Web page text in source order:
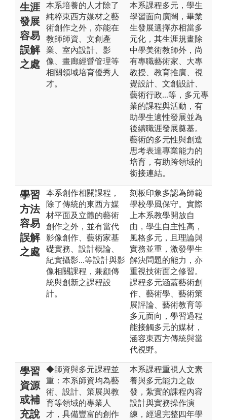
生涯
發展
容易
誤解
之處
本系培養的人才除了
純粹東西方媒材之藝
術創作之外，亦能在
教師師資、文創產
業、室內設計、影
像、畫廊經營管理等
相關領域培育優秀人
才。
本系課程多元，學生
學習面向廣闊，畢業
生發展選擇亦相當多
元化，其生涯規畫除
中學美術教師外，尚
有專職藝術家、大專
教授、教育推廣、視
覺設計、文創設計、
藝術行政...等，多元專
業的課程與活動，有
助學生適性發展並為
後續職涯發展奠基。
藝術的多元性與創造
思考表達專業能力的
培育，有助跨領域的
銜接連結。
學習
方法
容易
誤解
之處
本系創作相關課程，
除了傳統的東西方媒
材平面及立體的藝術
創作之外，並有當代
影像創作、藝術家基
礎實務、設計概論、
紀實攝影...等設計與影
像相關課程，兼顧傳
統與創新之課程設
計。
刻板印象多認為師範
學校學風保守。實際
上本系教學開放自
由，學生自主性高，
風格多元，且理論與
實務並重，激發學生
解決問題的能力，亦
重視技術面之修習。
課程多元涵蓋藝術創
作、藝術學、藝術策
展評論、藝術教育等
多元面向，學習過程
能接觸多元的媒材，
涵容東西方傳統與當
代視野。
學習
資源
或補
充說
◆師資與多元課程並
重：本系師資均為藝
術、設計、策展與教
育等領域的專業人
才，具備豐富的創作
本系課程重視人文素
養與多元能力之啟
發，紮實的課程內容
設計與實務操作演
練，經過完整四年學